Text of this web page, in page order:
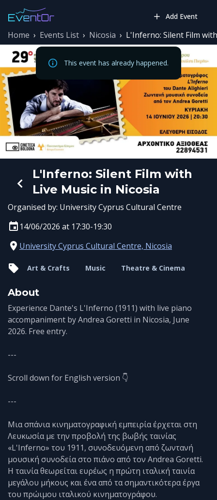
Add Event
This event has already happened.
Home › Events List › Nicosia › L'Inferno: Silent Film
L'Inferno: Silent Film with
Live Music in Nicosia
Organised by: University Cyprus Cultural Centre
14/06/2026 at 17:30-19:30
University Cyprus Cultural Centre, Nicosia
Art & Crafts Music Theatre & Cinema
About
Experience Dante's L'Inferno (1911) with live piano
accompaniment by Andrea Goretti in Nicosia, June
2026. Free entry.
---
Scroll down for English version 👇
---
Μια σπάνια κινηματογραφική εμπειρία έρχεται στη
Λευκωσία με την προβολή της βωβής ταινίας
«L'Inferno» του 1911, συνοδευόμενη από ζωντανή
μουσική συνοδεία στο πιάνο από τον Andrea Goretti.
Η ταινία θεωρείται ευρέως η πρώτη ιταλική ταινία
μεγάλου μήκους και ένα από τα σημαντικότερα έργα
του πρώιμου ιταλικού κινηματογράφου.